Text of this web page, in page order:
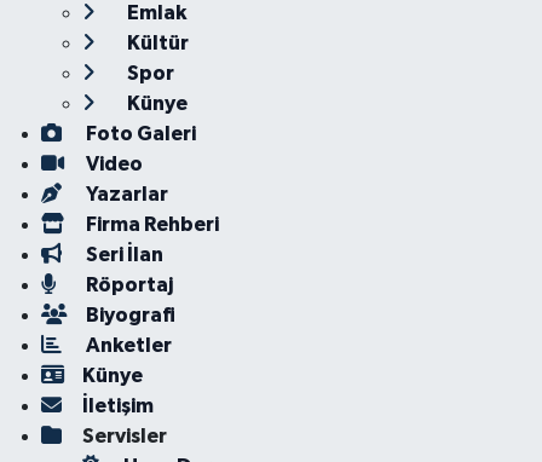
Emlak
Kültür
Spor
Künye
Foto Galeri
Video
Yazarlar
Firma Rehberi
Seri İlan
Röportaj
Biyografi
Anketler
Künye
İletişim
Servisler